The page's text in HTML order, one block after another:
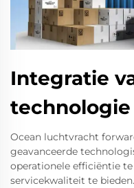
Integratie
technologie
Ocean luchtvracht
geavanceerde
operationele efficiëntie
servicekwaliteit te